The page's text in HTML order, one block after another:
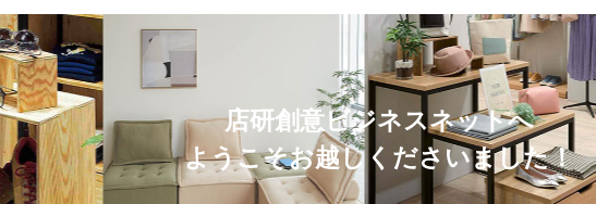
店研創意ビジネスネットへ
ようこそお越しくださいました！